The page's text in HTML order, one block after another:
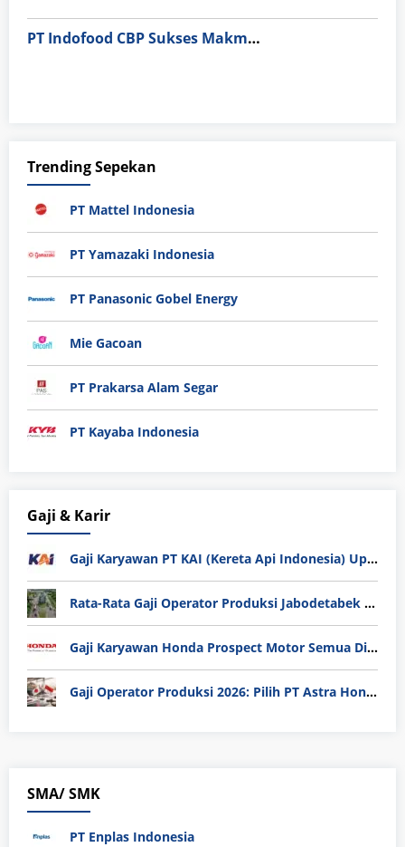
PT Indofood CBP Sukses Makmur Tbk – Packaging Division
Trending Sepekan
PT Mattel Indonesia
PT Yamazaki Indonesia
PT Panasonic Gobel Energy
Mie Gacoan
PT Prakarsa Alam Segar
PT Kayaba Indonesia
Gaji & Karir
Gaji Karyawan PT KAI (Kereta Api Indonesia) Update 2025
Rata-Rata Gaji Operator Produksi Jabodetabek 2025: Bedah Tuntas UMK, Lemburan, dan Realita Hidup Buruh
Gaji Karyawan Honda Prospect Motor Semua Divisi
Gaji Operator Produksi 2026: Pilih PT Astra Honda Motor (AHM) atau Manufaktur di Jepang?
SMA/ SMK
PT Enplas Indonesia